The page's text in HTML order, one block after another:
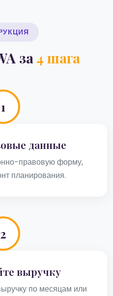
за4 шага
1
данные
правовую форму,
планирования.
2
выручку
по месяцам или